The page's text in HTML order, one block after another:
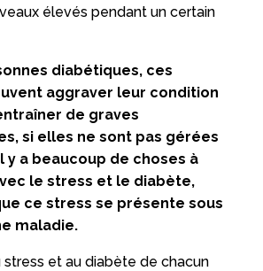
élevés pendant un certain
diabétiques, ces
aggraver leur condition
de graves
si elles ne sont pas gérées
y a beaucoup de choses à
le stress et le diabète,
ce stress se présente sous
maladie.
stress et au diabète de chacun